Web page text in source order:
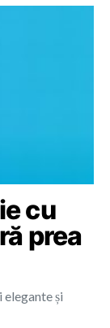
cu
prea
elegante și